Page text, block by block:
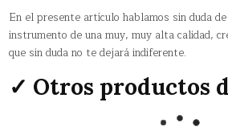
En el presente artículo hablamos sin duda
instrumento de una muy, muy alta calidad,
que sin duda no te dejará indiferente.
✓ Otros productos